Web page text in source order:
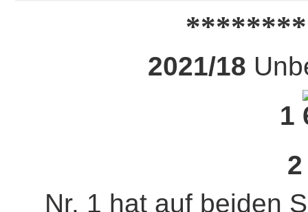
2021/18
1
Nr. 1 hat auf beiden